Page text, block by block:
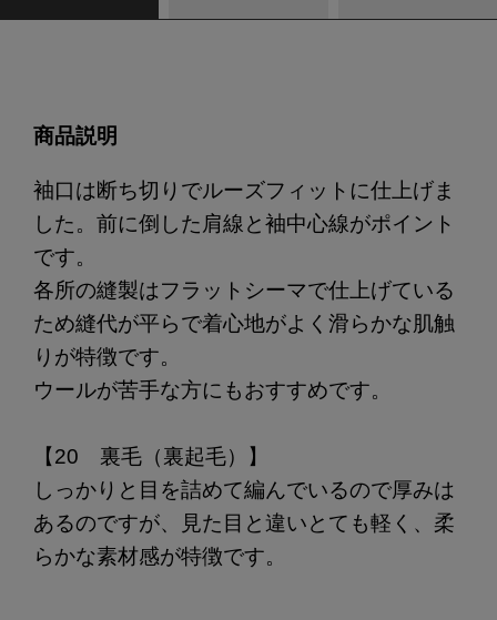
商品説明
袖口は断ち切りでルーズフィットに仕上げま
した。前に倒した肩線と袖中心線がポイント
です。
各所の縫製はフラットシーマで仕上げている
ため縫代が平らで着心地がよく滑らかな肌触
りが特徴です。
ウールが苦手な方にもおすすめです。
【20 裏毛（裏起毛）】
しっかりと目を詰めて編んでいるので厚みは
あるのですが、見た目と違いとても軽く、柔
らかな素材感が特徴です。